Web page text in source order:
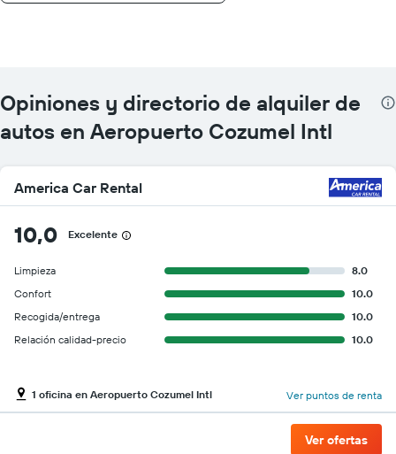
Opiniones y directorio de alquiler de
autos en Aeropuerto Cozumel Intl
America Car Rental
10,0 Excelente
Limpieza
8.0
Confort
10.0
Recogida/entrega
10.0
Relación calidad-precio
10.0
1 oficina en Aeropuerto Cozumel Intl Ver puntos de renta
Ver ofertas